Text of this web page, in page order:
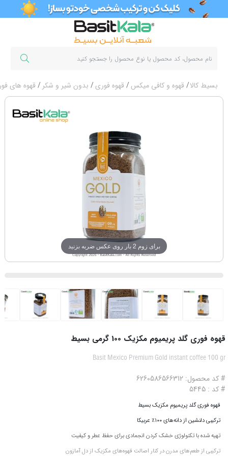
بسیط کالا قهوه و کافی میکس قهوه فوری بدون شیر و شکر قهوه های
برای زوم 2 بار روی عکس ضربه بزنید
قهوه فوری گلد پریمیوم مکزیک 100 گرمی بسیط
Basit Mexico Premium Gold instant coffee 100 gr
# کد محصول: 6260586566312
# کد : 5445
قهوه فوری گلد پریمیوم مکزیک بسیط
ترکیبی دلنشین از دانه‌های ۱۰۰٪ عربیکا
تهیه شده با تکنولوژی خشک‌ کردن انجمادی برای حفظ عطر و کیفیت
ترکیبی از طعم‌های مدرن در کنار اصالت قهوه‌های مکزیک از دل آمازون